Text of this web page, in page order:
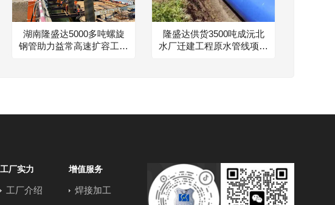
湖南隆盛达5000多吨螺旋
钢管助力益常高速扩容工程
隆盛达供货3500吨成沅北
水厂迁建工程原水管线项目
工厂实力
工厂介绍
增值服务
焊接加工